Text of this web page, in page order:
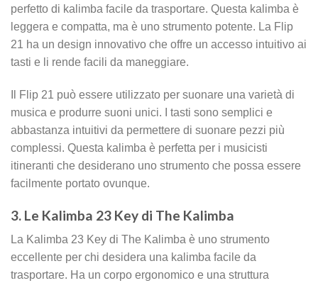
perfetto di kalimba facile da trasportare. Questa kalimba è
leggera e compatta, ma è uno strumento potente. La Flip
21 ha un design innovativo che offre un accesso intuitivo ai
tasti e li rende facili da maneggiare.
Il Flip 21 può essere utilizzato per suonare una varietà di
musica e produrre suoni unici. I tasti sono semplici e
abbastanza intuitivi da permettere di suonare pezzi più
complessi. Questa kalimba è perfetta per i musicisti
itineranti che desiderano uno strumento che possa essere
facilmente portato ovunque.
3. Le Kalimba 23 Key di The Kalimba
La Kalimba 23 Key di The Kalimba è uno strumento
eccellente per chi desidera una kalimba facile da
trasportare. Ha un corpo ergonomico e una struttura